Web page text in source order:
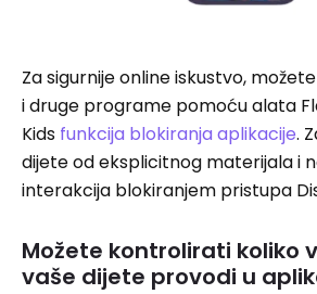
Za sigurnije online iskustvo,
i druge programe pomoću alata
Kids funkcija blokiranja aplikacije.
dijete od eksplicitnog materijala i
interakcija blokiranjem pristupa
Možete kontrolirati koliko
vaše dijete provodi u